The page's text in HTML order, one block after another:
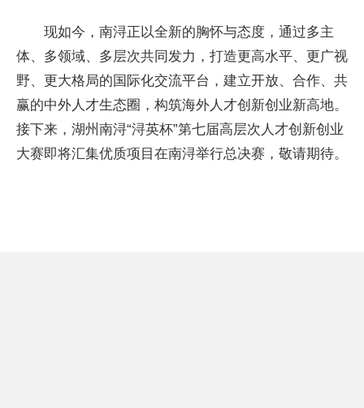
现如今，南浔正以全新的胸怀与态度，通过多主
体、多领域、多层次共同发力，打造更高水平、更广视
野、更大格局的国际化交流平台，建立开放、合作、共
赢的中外人才生态圈，构筑海外人才创新创业新高地。
接下来，湖州南浔“浔英杯”第七届高层次人才创新创业
大赛即将汇集优质项目在南浔举行总决赛，敬请期待。